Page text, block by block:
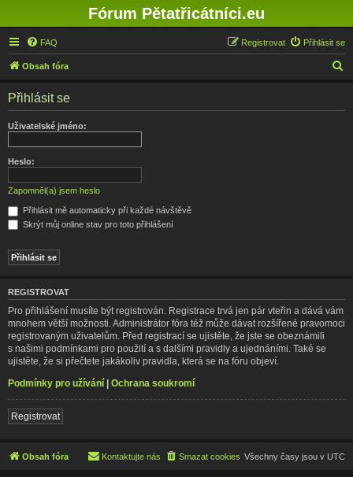
Fórum Pětatřicátníci.eu
FAQ Přihlásit se
Registrovat
Obsah fóra
Přihlásit se
Uživatelské jméno:
Heslo:
Zapomněl(a) jsem heslo
Přihlásit mě automaticky při každé návštěvě
Skrýt můj online stav pro toto přihlášení
REGISTROVAT
Pro přihlášení musíte být registrován. Registrace trvá jen pár vteřin a dává vám
mnohem větší možnosti. Administrátor fóra též může dávat rozšířené pravomoci
registrovaným uživatelům. Před registrací se ujistěte, že jste se obeznámili
s našimi podmínkami pro použití a s dalšími pravidly a ujednáními. Také se
ujistěte, že si přečtete jakákoliv pravidla, která se na fóru objeví.
Podmínky pro užívání | Ochrana soukromí
Registrovat
Obsah fóra Všechny časy jsou v UTC
Smazat cookies
Kontaktujte nás